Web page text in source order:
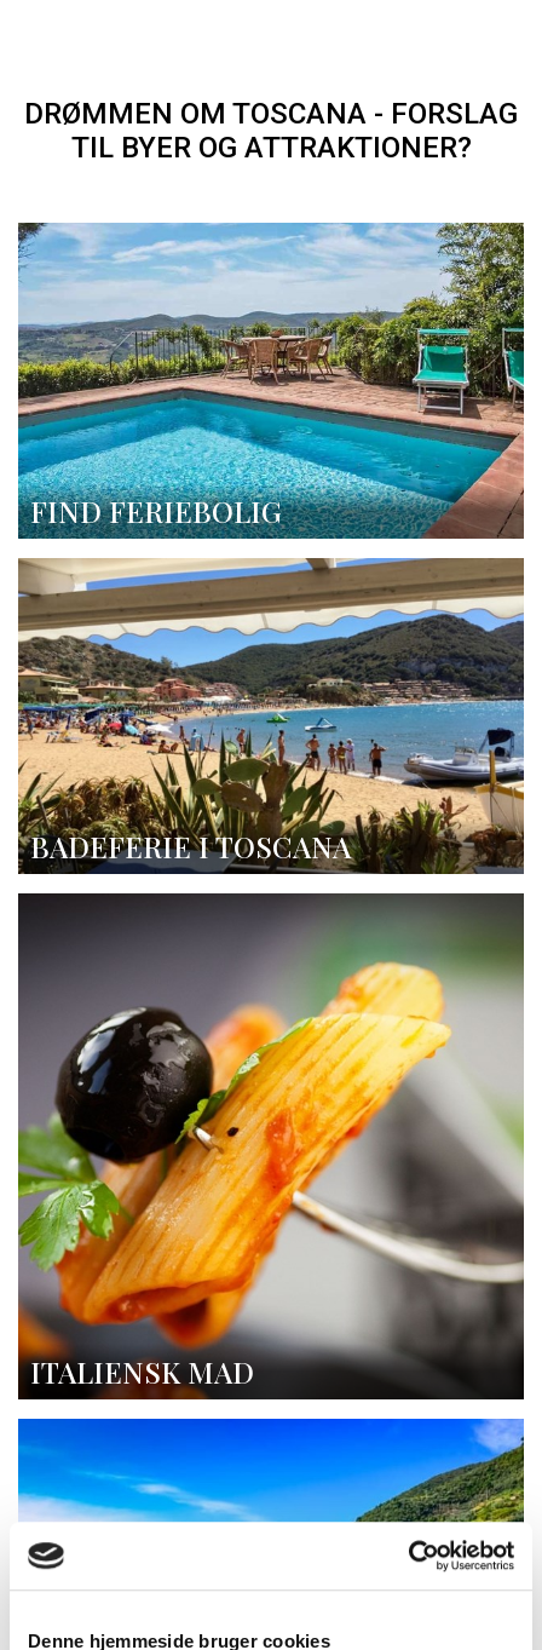
Denne hjemmeside bruger cookies
DRØMMEN OM TOSCANA - FORSLAG
TIL BYER OG ATTRAKTIONER?
FIND FERIEBOLIG
BADEFERIE I TOSCANA
ITALIENSK MAD